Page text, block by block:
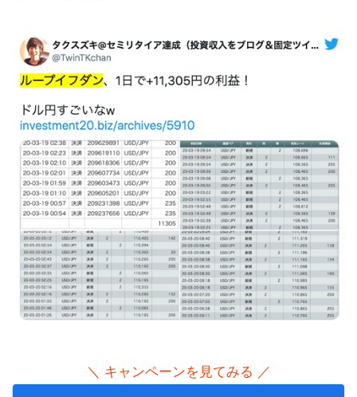
＼ キャンペーンを見てみる ／